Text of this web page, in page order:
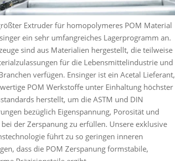
Extruder für homopolymeres POM Material
ein sehr umfangreiches Lagerprogramm an.
sind aus Materialien hergestellt, die teilweise
für die Lebensmittelindustrie und
verfügen. Ensinger ist ein Acetal Lieferant,
POM Werkstoffe unter Einhaltung höchster
herstellt, um die ASTM und DIN
bezüglich Eigenspannung, Porosität und
der Zerspanung zu erfüllen. Unsere exklusive
führt zu so geringen inneren
dass die POM Zerspanung formstabile,